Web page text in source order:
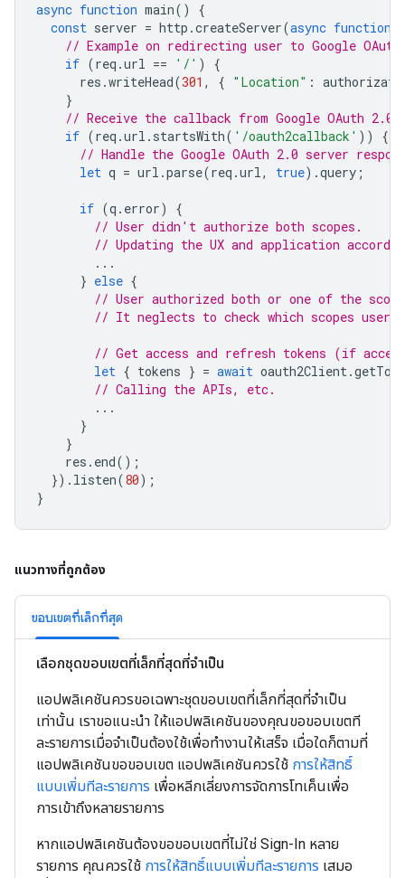
async function main()
{
const server = http .createServer(async function
// Example on redirecting user to Google
if (req .url == '/' )
{
res .writeHead(301 , { "Location" :
}
// Receive the callback from Google OAuth 2.0
if (req .url . startsWith( '/oauth2callback' ))
{
// Handle the Google OAuth 2.0 server
let q = url .parse(req .url, true).query ;
if (q . error)
{
// User didn't authorize both scopes.
// Updating the UX and application
...
} else {
// User authorized both or one of the
// It neglects to check which scopes users
// Get access and refresh tokens (if
let { tokens } = await oauth2Client.
// Calling the APIs, etc.
...
}
}
res . end();
}). listen(80);
}
แนวทางที่ถูกต้อง
ขอบเขตที่เล็กที่สุด
เลือกชุดขอบเขตที่เล็กที่สุดที่จำเป็น
แอปพลิเคชันควรขอเฉพาะชุดขอบเขตที่เล็กที่สุดที่จำเป็น
เท่านั้น เราขอแนะนำ ให้แอปพลิเคชันของคุณขอขอบเขตที
ละรายการเมื่อจำเป็นต้องใช้เพื่อทำงานให้เสร็จ เมื่อใดก็ตามที่
แอปพลิเคชันขอขอบเขต แอปพลิเคชันควรใช้ การให้สิทธิ์
แบบเพิ่มทีละรายการ เพื่อหลีกเลี่ยงการจัดการโทเค็นเพื่อ
การเข้าถึงหลายรายการ
หากแอปพลิเคชันต้องขอขอบเขตที่ไม่ใช่ Sign-In หลาย
รายการ คุณควรใช้ การให้สิทธิ์แบบเพิ่มทีละรายการ เสมอ